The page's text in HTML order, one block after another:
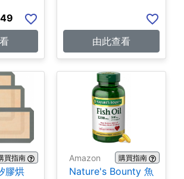
由此查看
買指南
膠烘
Amazon 購買指南
Nature's Bounty 魚